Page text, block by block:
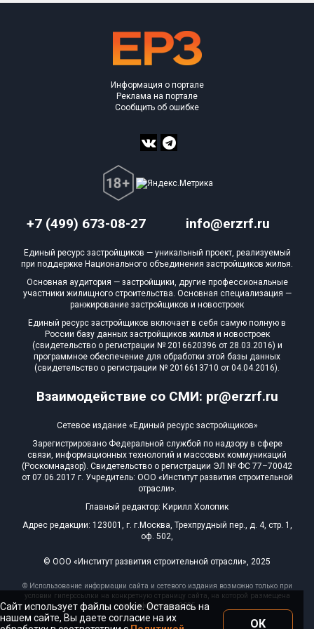
+7 (499) 673-08-27 info@erzrf.ru
Взаимодействие со СМИ: pr@erzrf.ru
Информация о портале
Реклама на портале
Сообщить об ошибке
Единый ресурс застройщиков — уникальный проект, реализуемый
при поддержке Национального объединения застройщиков жилья.
Основная аудитория — застройщики, другие профессиональные
участники жилищного строительства. Основная специализация —
ранжирование застройщиков и новостроек
Единый ресурс застройщиков включает в себя самую полную в
России базу данных застройщиков жилья и новостроек
(свидетельство о регистрации № 2016620396 от 28.03.2016) и
программное обеспечение для обработки этой базы данных
(свидетельство о регистрации № 2016613710 от 04.04.2016).
Сетевое издание «Единый ресурс застройщиков»
Зарегистрировано Федеральной службой по надзору в сфере
связи, информационных технологий и массовых коммуникаций
(Роскомнадзор). Свидетельство о регистрации ЭЛ № ФС 77–70042
от 07.06.2017 г. Учредитель: ООО «Институт развития строительной
отрасли».
Главный редактор: Кирилл Холопик
Адрес редакции: 123001, г. г.Москва, Трехпрудный пер., д. 4, стр. 1,
оф. 502,
© ООО «Институт развития строительной отрасли», 2025
© Использование информации сайта и сетевого издания возможно только при
условии гиперссылки на конкретную страницу сайта, на которой размещена
эта информация, 2025
Сайт использует файлы cookie. Оставаясь на
нашем сайте, Вы даете согласие на их
ОК